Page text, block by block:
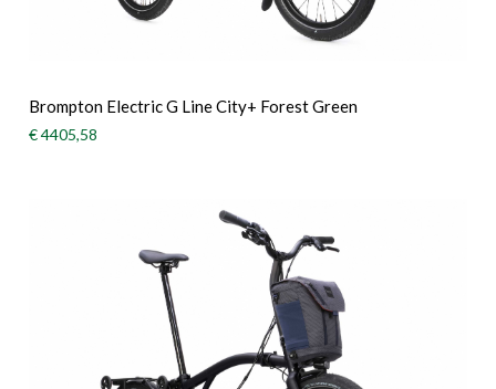
Brompton Electric G Line City+ Forest Green
€ 4405,58